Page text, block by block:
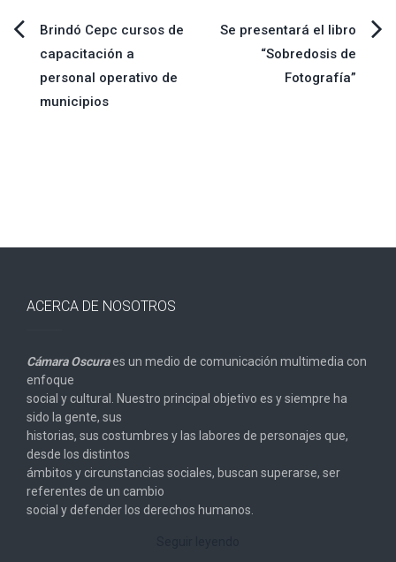
Navegación
de
entradas
Brindó Cepc cursos de
capacitación a
personal operativo de
municipios
Se presentará el libro
“Sobredosis de
Fotografía”
ACERCA DE NOSOTROS
Cámara Oscuraes un medio de comunicación multimedia con
enfoque
social y cultural. Nuestro principal objetivo es y siempre ha
sido la gente, sus
historias, sus costumbres y las labores de personajes que,
desde los distintos
ámbitos y circunstancias sociales, buscan superarse, ser
referentes de un cambio
social y defender los derechos humanos.